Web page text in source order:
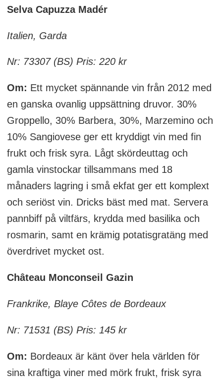
Selva Capuzza Madér
Italien, Garda
Nr: 73307 (BS) Pris: 220 kr
Om: Ett mycket spännande vin från 2012 med
en ganska ovanlig uppsättning druvor. 30%
Groppello, 30% Barbera, 30%, Marzemino och
10% Sangiovese ger ett kryddigt vin med fin
frukt och frisk syra. Lågt skördeuttag och
gamla vinstockar tillsammans med 18
månaders lagring i små ekfat ger ett komplext
och seriöst vin. Dricks bäst med mat. Servera
pannbiff på viltfärs, krydda med basilika och
rosmarin, samt en krämig potatisgratäng med
överdrivet mycket ost.
Château Monconseil Gazin
Frankrike, Blaye Côtes de Bordeaux
Nr: 71531 (BS) Pris: 145 kr
Om: Bordeaux är känt över hela världen för
sina kraftiga viner med mörk frukt, frisk syra